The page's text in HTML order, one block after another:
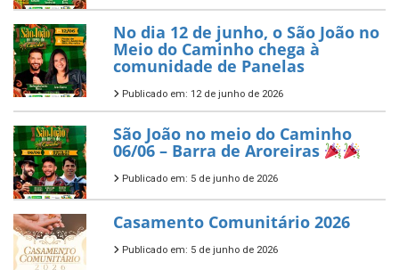
No dia 12 de junho, o São João no
Meio do Caminho chega à
comunidade de Panelas
Publicado em: 12 de junho de 2026
São João no meio do Caminho
06/06 – Barra de Aroreiras
Publicado em: 5 de junho de 2026
Casamento Comunitário 2026
Publicado em: 5 de junho de 2026